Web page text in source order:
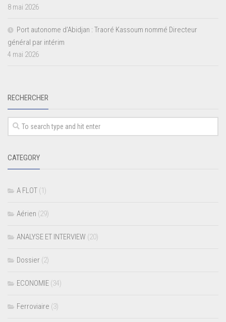
8 mai 2026
Port autonome d’Abidjan : Traoré Kassoum nommé Directeur
général par intérim
4 mai 2026
RECHERCHER
CATEGORY
A FLOT (1)
Aérien (29)
ANALYSE ET INTERVIEW (20)
Dossier (2)
ECONOMIE (34)
Ferroviaire (3)